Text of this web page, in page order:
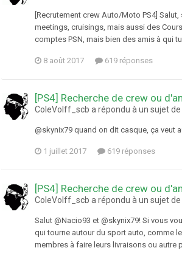
[Recrutement crew Auto/Moto PS4]
meetings, cruisings, mais aussi des
comptes PSN, mais bien des amis à qui
8 août 2017 619 réponses
[PS4] Recherche de crew ou
ColeVolff_scb a répondu à un sujet
@skynix79 quand on dit casque, ça veut
1 juillet 2017 619 réponses
[PS4] Recherche de crew ou
ColeVolff_scb a répondu à un sujet
Salut @Nacio93 et @skynix79! Si vous
qui tourne autour du sport auto, comme
membres à faire leurs livraisons ou autre